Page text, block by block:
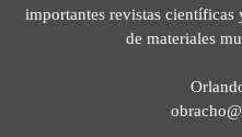
importantes revistas científicas
de materiales